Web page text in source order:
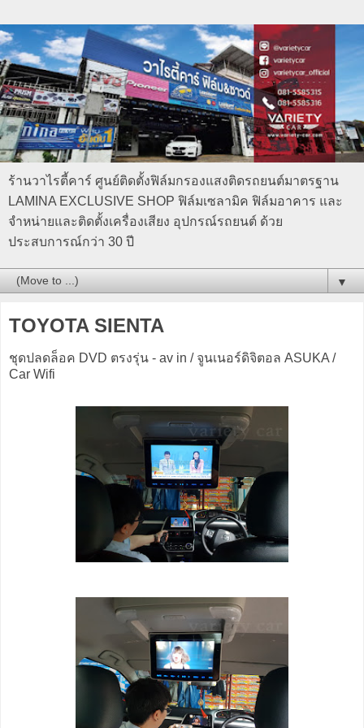
ร้านวาไรตี้คาร์ ศูนย์ติดตั้งฟิล์มกรองแสงติดรถยนต์มาตรฐาน
LAMINA EXCLUSIVE SHOP ฟิล์มเซลามิค ฟิล์มอาคาร และ
จำหน่ายและติดตั้งเครื่องเสียง อุปกรณ์รถยนต์ ด้วย
ประสบการณ์กว่า 30 ปี
▼
TOYOTA SIENTA
ชุดปลดล็อค DVD ตรงรุ่น - av in / จูนเนอร์ดิจิตอล ASUKA /
Car Wifi